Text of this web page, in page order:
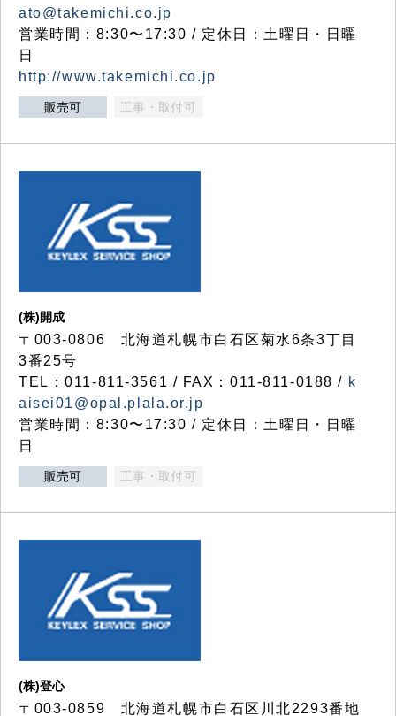
ato@takemichi.co.jp
営業時間：8:30〜17:30 / 定休日：土曜日・日曜
日
http://www.takemichi.co.jp
販売可 工事・取付可
(株)開成
〒003-0806 北海道札幌市白石区菊水6条3丁目
3番25号
TEL：011-811-3561 / FAX：011-811-0188 / k
aisei01@opal.plala.or.jp
営業時間：8:30〜17:30 / 定休日：土曜日・日曜
日
販売可 工事・取付可
(株)登心
〒003-0859 北海道札幌市白石区川北2293番地